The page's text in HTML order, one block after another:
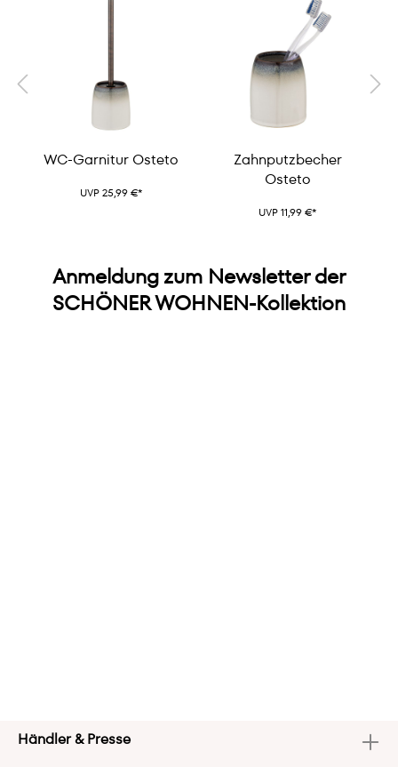
WC-Garnitur Osteto
UVP 25,99 €*
Zahnputzbecher
Osteto
UVP 11,99 €*
Anmeldung zum Newsletter der
SCHÖNER WOHNEN-Kollektion
Händler & Presse